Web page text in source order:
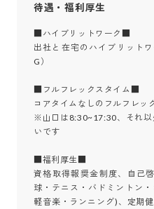
待遇・福利厚生
■ハイブリットワーク■
出社と在宅のハイブリット
G）
■フルフレックスタイム■
コアタイムなしのフルフレッ
※山口は8:30~17:30、それ
いです
■福利厚生■
資格取得報奨金制度、自己
球・テニス・バドミントン
軽音楽・ランニング)、定期